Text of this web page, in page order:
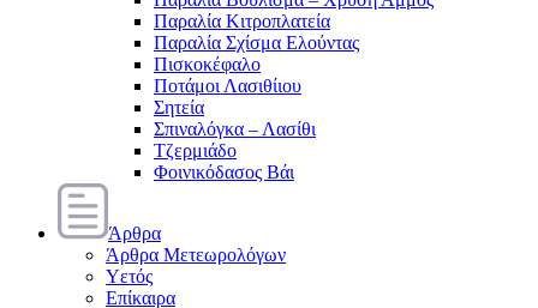
Παραλία Κιτροπλατεία
Παραλία Σχίσμα Ελούντας
Πισκοκέφαλο
Ποτάμοι Λασιθίιου
Σητεία
Σπιναλόγκα – Λασίθι
Τζερμιάδο
Φοινικόδασος Βάι
Άρθρα
Άρθρα Μετεωρολόγων
Υετός
Επίκαιρα